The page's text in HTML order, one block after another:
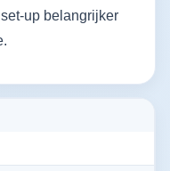
up belangrijker